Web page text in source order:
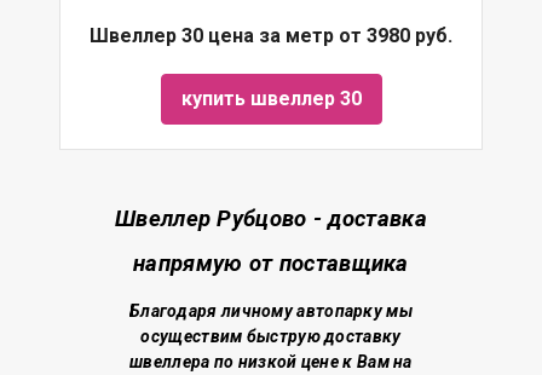
Швеллер 30 цена за метр от 3980 руб.
купить швеллер 30
Швеллер Рубцово - доставка
напрямую от поставщика
Благодаря личному автопарку мы
осуществим быструю доставку
швеллера по низкой ценек Вам на